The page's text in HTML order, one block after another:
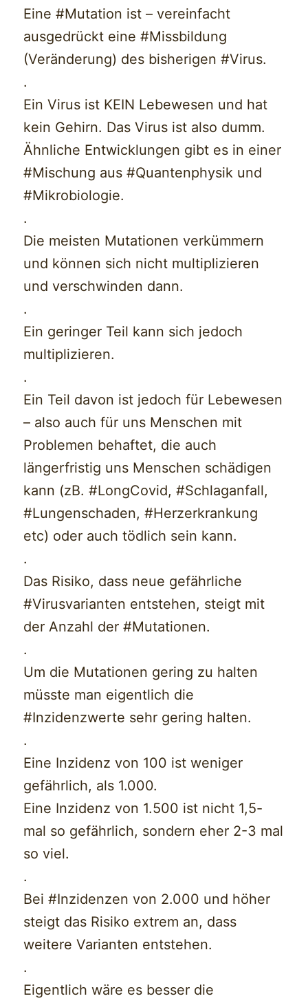
Eine #Mutation ist – vereinfacht
ausgedrückt eine #Missbildung
(Veränderung) des bisherigen #Virus.
.
Ein Virus ist KEIN Lebewesen und hat
kein Gehirn. Das Virus ist also dumm.
Ähnliche Entwicklungen gibt es in einer
#Mischung aus #Quantenphysik und
#Mikrobiologie.
.
Die meisten Mutationen verkümmern
und können sich nicht multiplizieren
und verschwinden dann.
.
Ein geringer Teil kann sich jedoch
multiplizieren.
.
Ein Teil davon ist jedoch für Lebewesen
– also auch für uns Menschen mit
Problemen behaftet, die auch
längerfristig uns Menschen schädigen
kann (zB. #LongCovid, #Schlaganfall,
#Lungenschaden, #Herzerkrankung
etc) oder auch tödlich sein kann.
.
Das Risiko, dass neue gefährliche
#Virusvarianten entstehen, steigt mit
der Anzahl der #Mutationen.
.
Um die Mutationen gering zu halten
müsste man eigentlich die
#Inzidenzwerte sehr gering halten.
.
Eine Inzidenz von 100 ist weniger
gefährlich, als 1.000.
Eine Inzidenz von 1.500 ist nicht 1,5-
mal so gefährlich, sondern eher 2-3 mal
so viel.
.
Bei #Inzidenzen von 2.000 und höher
steigt das Risiko extrem an, dass
weitere Varianten entstehen.
.
Eigentlich wäre es besser die